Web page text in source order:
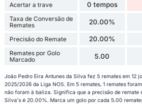
Acertar a trave 0 tempos
Taxa de Conversão de
Remates
20.00%
Precisão do Remate 20.00%
Remates por Golo
Marcado
5.00
João Pedro Eira Antunes da Silva fez 5 remates em 12
2025/2026 da Liga NOS. Em 5 remates, 1 remates
não foram à baliza. Significa que a precisão de remate
Silva's é 20.00%. Marca um golo por cada 5.00